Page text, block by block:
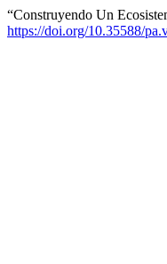
“Construyendo Un
https://doi.org/10.35588/